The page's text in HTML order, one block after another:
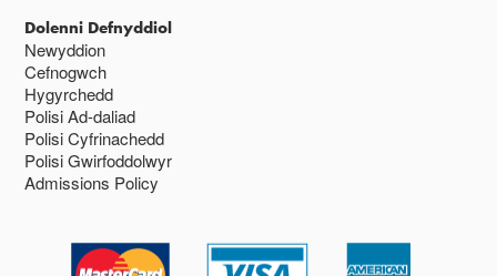
Dolenni Defnyddiol
Newyddion
Cefnogwch
Hygyrchedd
Polisi Ad-daliad
Polisi Cyfrinachedd
Polisi Gwirfoddolwyr
Admissions Policy